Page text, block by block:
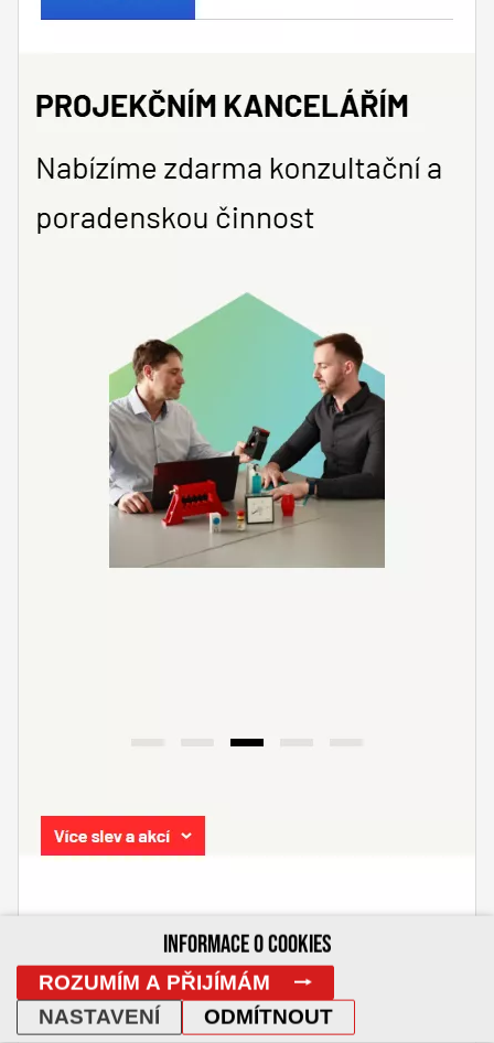
INFORMACE O COOKIES
ROZUMÍM A PŘIJÍMÁM
ODMÍTNOUT
NASTAVENÍ